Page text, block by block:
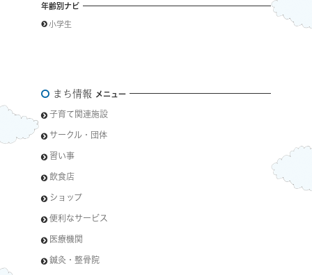
年齢別ナビ
小学生
まち情報 メニュー
子育て関連施設
サークル・団体
習い事
飲食店
ショップ
便利なサービス
医療機関
鍼灸・整骨院